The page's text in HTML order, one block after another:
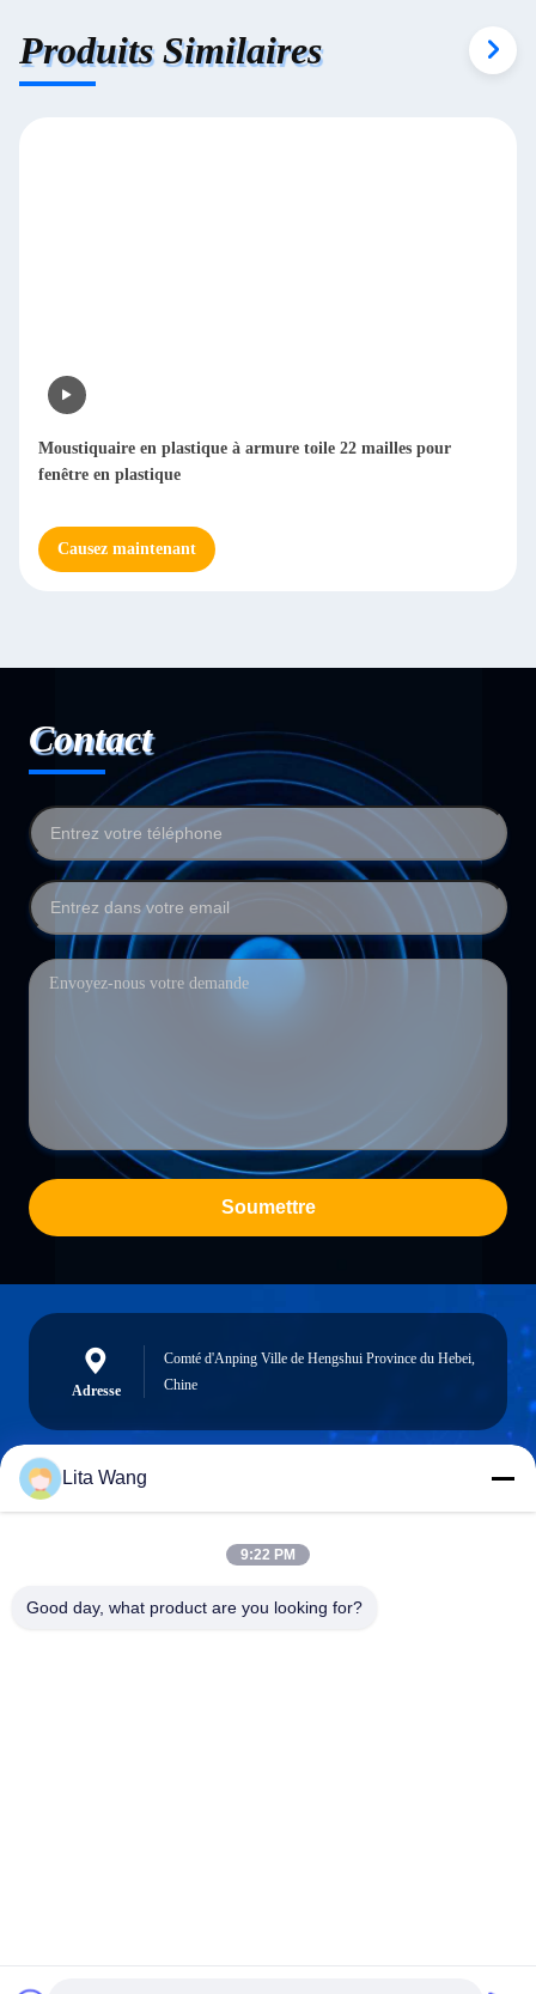
Produits Similaires
Moustiquaire en plastique à armure toile 22 mailles pour
fenêtre en plastique
Causez maintenant
Contact
Soumettre
Adresse
Comté d'Anping Ville de Hengshui Province du Hebei,
Chine
lita@screenmeshnet.com
Lita Wang
9:22 PM
Good day, what product are you looking for?